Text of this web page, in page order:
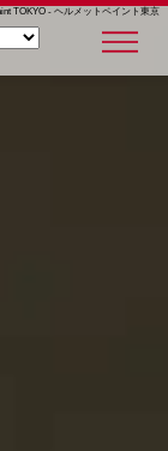
TOKYO - ヘルメットペイント東京